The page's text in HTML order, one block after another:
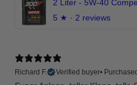
5 ★ · 2 reviews
Richard F.
Verified buyer•